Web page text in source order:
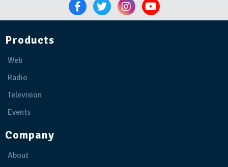
Products
Web
Radio
Television
Events
Company
About